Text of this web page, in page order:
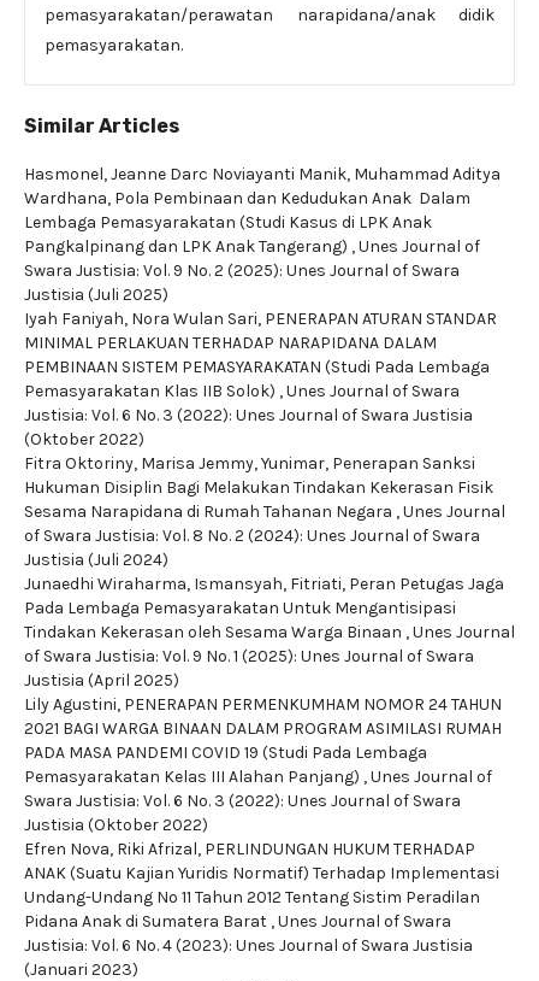
pemasyarakatan/perawatan narapidana/anak didik
pemasyarakatan.
Similar Articles
Hasmonel, Jeanne Darc Noviayanti Manik, Muhammad Aditya
Wardhana, Pola Pembinaan dan Kedudukan Anak Dalam
Lembaga Pemasyarakatan (Studi Kasus di LPK Anak
Pangkalpinang dan LPK Anak Tangerang) ,Unes Journal of
Swara Justisia: Vol. 9 No. 2 (2025): Unes Journal of Swara
Justisia (Juli 2025)
Iyah Faniyah, Nora Wulan Sari, PENERAPAN ATURAN STANDAR
MINIMAL PERLAKUAN TERHADAP NARAPIDANA DALAM
PEMBINAAN SISTEM PEMASYARAKATAN (Studi Pada Lembaga
Pemasyarakatan Klas IIB Solok) ,Unes Journal of Swara
Justisia: Vol. 6 No. 3 (2022): Unes Journal of Swara Justisia
(Oktober 2022)
Fitra Oktoriny, Marisa Jemmy, Yunimar, Penerapan Sanksi
Hukuman Disiplin Bagi Melakukan Tindakan Kekerasan Fisik
Sesama Narapidana di Rumah Tahanan Negara ,Unes Journal
of Swara Justisia: Vol. 8 No. 2 (2024): Unes Journal of Swara
Justisia (Juli 2024)
Junaedhi Wiraharma, Ismansyah, Fitriati, Peran Petugas Jaga
Pada Lembaga Pemasyarakatan Untuk Mengantisipasi
Tindakan Kekerasan oleh Sesama Warga Binaan ,Unes Journal
of Swara Justisia: Vol. 9 No. 1 (2025): Unes Journal of Swara
Justisia (April 2025)
Lily Agustini, PENERAPAN PERMENKUMHAM NOMOR 24 TAHUN
2021 BAGI WARGA BINAAN DALAM PROGRAM ASIMILASI RUMAH
PADA MASA PANDEMI COVID 19 (Studi Pada Lembaga
Pemasyarakatan Kelas III Alahan Panjang) ,Unes Journal of
Swara Justisia: Vol. 6 No. 3 (2022): Unes Journal of Swara
Justisia (Oktober 2022)
Efren Nova, Riki Afrizal, PERLINDUNGAN HUKUM TERHADAP
ANAK (Suatu Kajian Yuridis Normatif) Terhadap Implementasi
Undang-Undang No 11 Tahun 2012 Tentang Sistim Peradilan
Pidana Anak di Sumatera Barat ,Unes Journal of Swara
Justisia: Vol. 6 No. 4 (2023): Unes Journal of Swara Justisia
(Januari 2023)